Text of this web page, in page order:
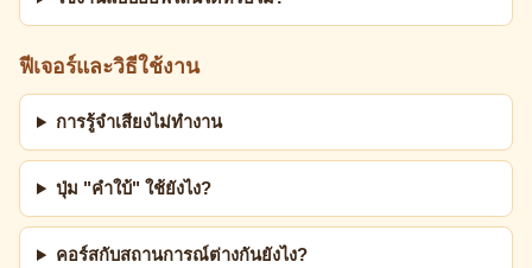
ฟีเจอร์และวิธีใช้งาน
การรู้จำเสียงไม่ทำงาน
ปุ่ม "คำใบ้" ใช้ยังไง?
คอร์สกับสถานการณ์ต่างกันยังไง?